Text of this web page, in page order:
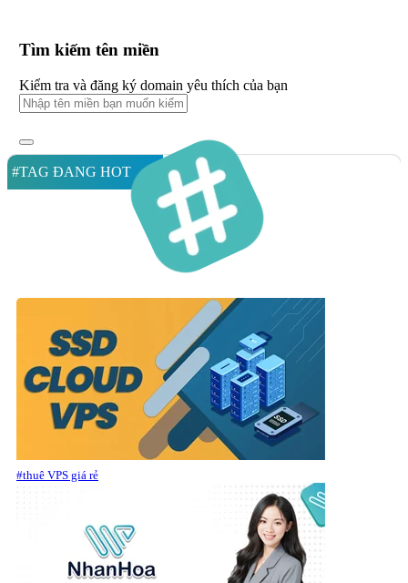
Tìm kiếm tên miền
Kiểm tra và đăng ký domain yêu thích của bạn
#TAG ĐANG HOT
#thuê VPS giá rẻ